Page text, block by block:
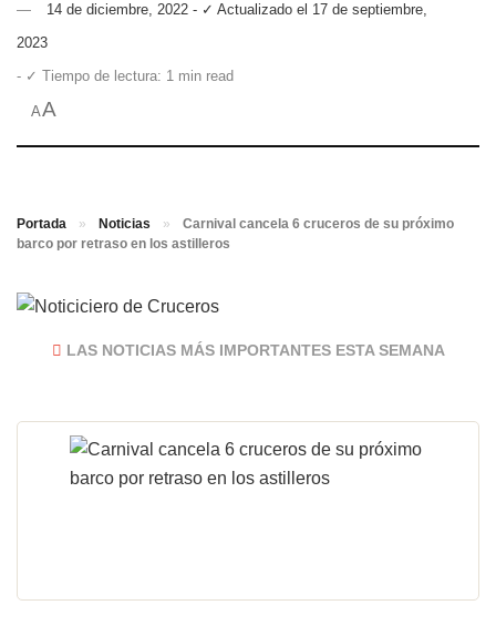
14 de diciembre, 2022 - ✓ Actualizado el 17 de septiembre,
2023
- ✓ Tiempo de lectura: 1 min read
AA
Portada » Noticias »
Carnival cancela 6 cruceros de su próximo
barco por retraso en los astilleros
LAS NOTICIAS MÁS IMPORTANTES ESTA SEMANA